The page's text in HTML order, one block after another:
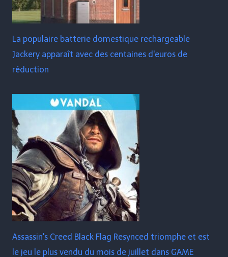
La populaire batterie domestique rechargeable
Jackery apparaît avec des centaines d'euros de
réduction
Assassin's Creed Black Flag Resynced triomphe et est
le jeu le plus vendu du mois de juillet dans GAME